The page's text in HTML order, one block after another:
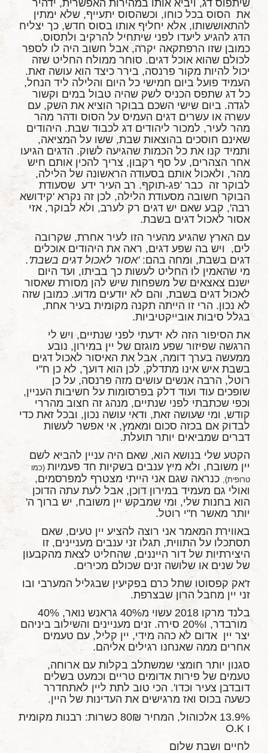
שיתפוס דג, ויביא אותו במהירות האפשרית, ידהיר
את הסוס בכל כוחו, וכשהסוס יתעייף, שלא ימתין
להתאוששותו, אלא יחליף אותו בסוס חדש, כך יצליח
הדג להגיע ליעדו לפני שיתחיל להרקיב ולתסוס.
כמובן שזו הרפתקאה יקרה, אבל חשוב היה לו לספר
לכולם שהוא אוכל דגים. סוחר ממולח החליט שזה
יכול להיות מקור פרנסה, בירר כיצד הוא עושה זאת.
העמיד פועל ביום חמישי כל היום והלילה ליד הנחל,
כל דג שתפס הכניס לשק שהיה טבול במים וקשור
לגדה. ביום שישי השכם בבוקר הוציא את השק, עם
עשרה או עשרים דגים העמיס על הסוס ודהר מהר
מהר לעיר, למכור ליהודים דג לכבוד שבת. היהודים
שאינם חוסכים בהוצאות שבת, ששו על המציאה,
ותמיד קנו את כל הכמות שהגיעה לשוק. הדגים הגיעו
אחר הצהרים, על סף רקבון, צריך להכין אותם חיש
מהר, ולאכול אותם בסעודה הראשונה של הלילה,
לבוקר זה כבר 'פג-תוקף. רב העיר ידע שסעודת
הבוקר חשובה מסעודת הלילה, לכן זה נקרא 'קידושא
רבה', קבע שאם יש דגים רק לערב, ולא לבוקר, אזי
אסור לאכול דגים בשבת.
עם הארץ שהגיע מהעיר הזו לעיר אחרת, שקרובה
לים, ויש בה שפע דגים, ראה את היהודים אוכלים
דגים בשבת, ומחה בהם: 'אסור לאכול דגים בשבת'.
מי שהאמין לו החליט לעשות כך בביתו, ועד היום
ישנם צאצאים של משפחות שיש להן מסורת שאסור
לאכול דגים בשבת, והם לא יודעים מדוע. כמובן שזה
לא נכון. הרי זו הייתה תקנה מקומית בעיר אחת,
בגלל סיבות אובייקטיביות.
את הסיפור הזה לא ידעתי לפני שנתיים, ויש לי
הרגשה שפיזור שפע מוגזם של יין במירון, נובע
ממעשה בערך דומה, אבל את האיסור לאכול דגים
בשבת איש אינו מתדלק, לכן הוא דועך, לא כן ח"י
רוטל, הרבה אנשים עושים מזה פרנסה, על כן
שופכים עוד ועוד דלק בפרסומות על חשיבות העניין,
וכפי שכתבתי לפני שנתיים, מנהג זה חצוב מהררי
קודש, ומי שעושה זאת, ודאי עושה נכון, ובכל זאת כדי
לבדוק אם בכזה סכום ומאמץ, אי אפשר לעשות
דברים שמביאים יותר תועלת.
הקטע שלי בנושא הוא, שאם היה עניין להביא לשם
יין משובח, ולא מיץ ענבים בשקיות חד פעמיות (כמו
טרופית), כנראה שגם אני הייתי מצטרף למפרסמים,
ואולי גם מעמיד במירון דוכן, אבל לעת עתה הדוכן
הוא בחנות שלי, ומי שמבקש יין משובח, יש ברוך ה'
יותר מאשר ח"י רוטל.
באווירת המאמר אני רוצה להציע יין טעים, שאם
תסתכלו על התווית, תגלו זני ענבים מעניינים, זו
היצירתיות של דור הייננים, שהחליט לצאת מהקבעון
של שנים או שלושה זנים שכולם מכירים.
ז'אק קפסוטו שתל כרם בפקיעין שבגליל המערבי ובו
זני יין מחבל הרון שבצרפת.
בלנד מרקו 2018 עשוי מ40% גראנש נואר, 40%
מורבדר, ו20% סירה. זנים מעניינים והשילוב ביניהם
יצר יין אדום לא כהה מידי, יין קליל, עם טעמים
אחרים ממה שאנחנו רגילים אליהם.
סגנון יותר חומצי שמשתלב בקלות עם ארוחה,
טעמים של פירות אדומים טריים וכמעט בשלים
דובדבן צעיר וכדו'. הכי טוב לתת ליין לאתחדרר
כשעה בכוס ואז מרגישים את העדינות של היין.
13.9% אלכוהול, המחיר 80₪ כשרות: רבנות מקומית
ו O.K
לחיים ושבת שלום